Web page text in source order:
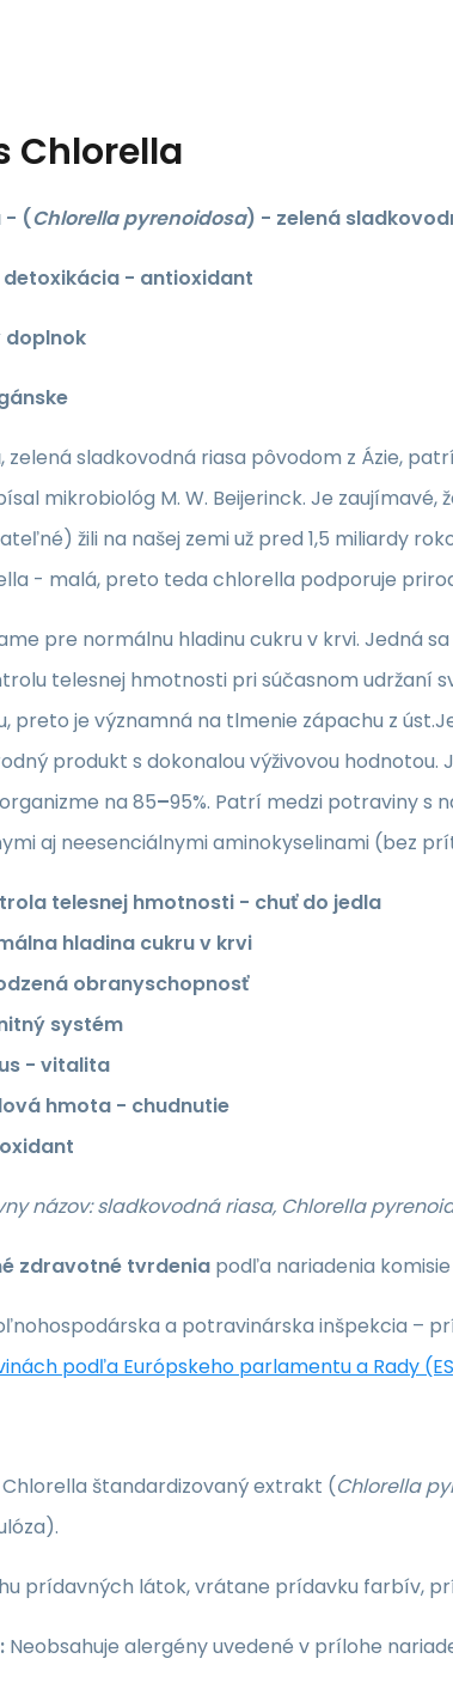
Chlorella
- (Chlorella pyrenoidosa) - zelená
- antioxidant
doplnok
, zelená sladkovodná riasa pôvodom z Ázie,
mikrobiológ M. W. Beijerinck. Je
žili na našej zemi už pred 1,5 miliardy
- malá, preto teda chlorella podporuje
pre normálnu hladinu cukru v krvi. Jedná
telesnej hmotnosti pri súčasnom udržaní
preto je významná na tlmenie zápachu z
produkt s dokonalou výživovou
na 85–95%. Patrí medzi potraviny s
aj neesenciálnymi aminokyselinami (bez
telesnej hmotnosti - chuť do jedla
hladina cukru v krvi
obranyschopnosť
systém
- vitalita
hmota - chudnutie
názov: sladkovodná riasa, Chlorella
zdravotné tvrdenia podľa nariadenia komisie
a potravinárska inšpekcia –
podľa Európskeho parlamentu a Rady
štandardizovaný extrakt (Chlorella
prídavných látok, vrátane prídavku farbív,
Neobsahuje alergény uvedené v prílohe